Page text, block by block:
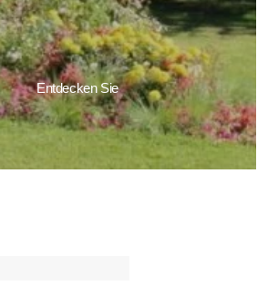
Entdecken Sie